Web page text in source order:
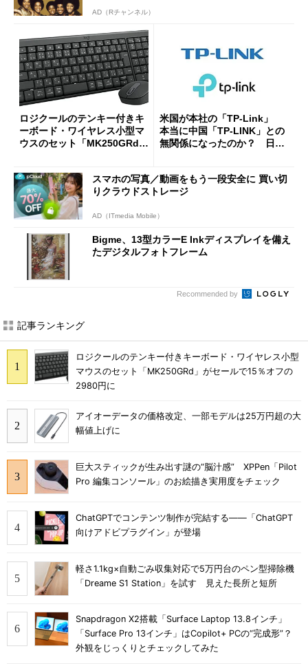
AD（Rチャンネル）
ロジクールのテンキー付きキ
ーボード・ワイヤレス小型マ
ウスのセット「MK250GRd」
米国が本社の「TP-Link」
本当に中国「TP-LINK」との
無関係になったのか？ 日本
スマホの写真／動画をもう一段安全に 買い切
りクラウドストレージ
AD（ITmedia Mobile）
Bigme、13型カラーE Inkディスプレイを備え
たデジタルフォトフレーム
Recommended by
記事ランキング
ロジクールのテンキー付きキーボード・ワイヤレス小型
マウスのセット「MK250GRd」がセールで15％オフの
2980円に
アイオーデータの価格改定、一部モデルは25万円超の大
幅値上げに
巨大スティックが生み出す謎の“脳汁感” XPPen「Pilot
Pro 編集コンソール」のお絵描き実用度をチェック
ChatGPTでコンテンツ制作が完結する――「ChatGPT
向けアドビプラグイン」が登場
軽さ1.1kg×自動ごみ収集対応で5万円台のペン型掃除機
「Dreame S1 Station」を試す 見えた長所と短所
Snapdragon X2搭載「Surface Laptop 13.8インチ」
「Surface Pro 13インチ」はCopilot+ PCの“完成形”？
外観をじっくりとチェックしてみた